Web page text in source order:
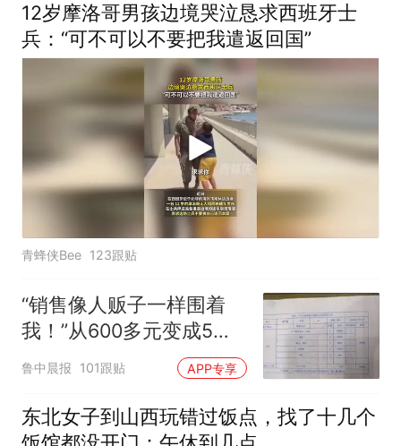
12岁摩洛哥男孩边境哭泣恳求西班牙士
兵：“可不可以不要把我遣返回国”
青蜂侠Bee 123跟贴
“销售像人贩子一样围着
我！”从600多元变成5万
元，57岁保洁阿姨做医美
后眼睛肿到流泪、视物模
糊
鲁中晨报 101跟贴 APP专享
东北女子到山西玩错过饭点，找了十几个